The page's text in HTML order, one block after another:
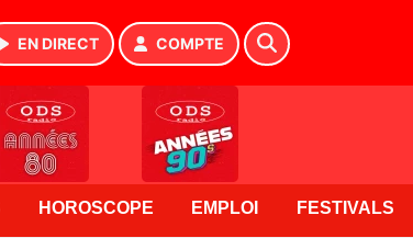
EN DIRECT COMPTE
HOROSCOPE EMPLOI FESTIVALS